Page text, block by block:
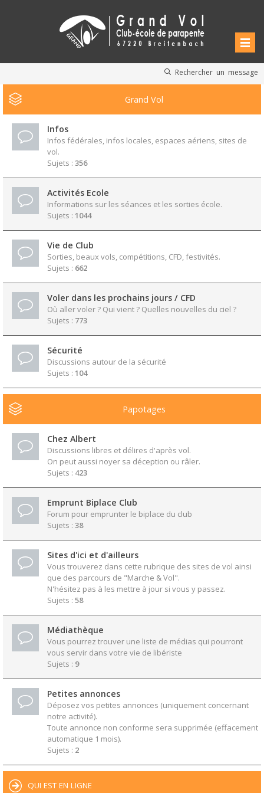
Rechercher un message
Grand Vol
Infos
Infos fédérales, infos locales, espaces aériens, sites de
vol.
Sujets : 356
Activités Ecole
Informations sur les séances et les sorties école.
Sujets : 1044
Vie de Club
Sorties, beaux vols, compétitions, CFD, festivités.
Sujets : 662
Voler dans les prochains jours / CFD
Où aller voler ? Qui vient ? Quelles nouvelles du ciel ?
Sujets : 773
Sécurité
Discussions autour de la sécurité
Sujets : 104
Papotages
Chez Albert
Discussions libres et délires d'après vol.
On peut aussi noyer sa déception ou râler.
Sujets : 423
Emprunt Biplace Club
Forum pour emprunter le biplace du club
Sujets : 38
Sites d'ici et d'ailleurs
Vous trouverez dans cette rubrique des sites de vol ainsi
que des parcours de "Marche & Vol".
N'hésitez pas à les mettre à jour si vous y passez.
Sujets : 58
Médiathèque
Vous pourrez trouver une liste de médias qui pourront
vous servir dans votre vie de libériste
Sujets : 9
Petites annonces
Déposez vos petites annonces (uniquement concernant
notre activité).
Toute annonce non conforme sera supprimée (effacement
automatique 1 mois).
Sujets : 2
QUI EST EN LIGNE